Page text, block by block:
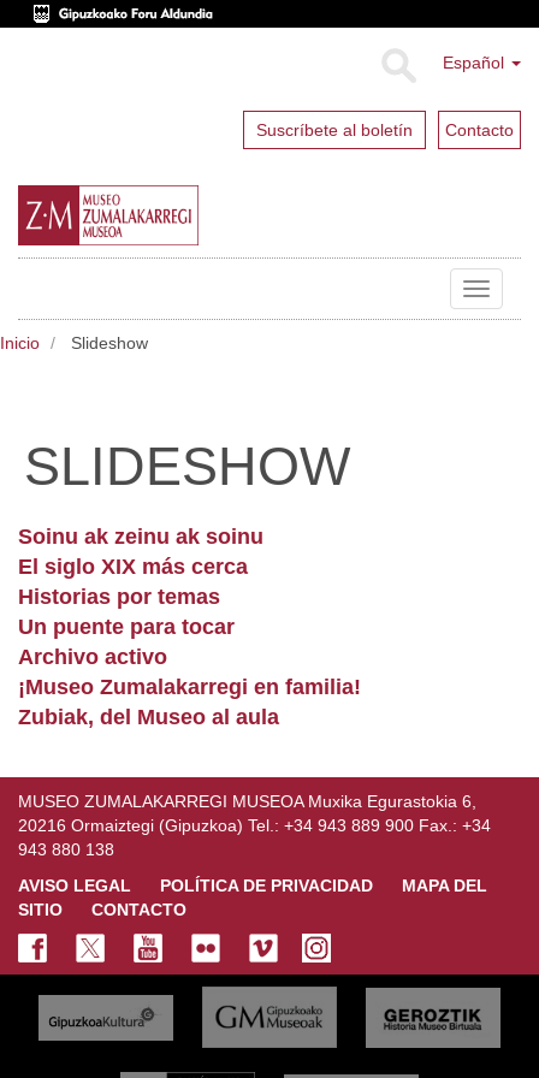
Español
Suscríbete al boletín Contacto
Toggle
Inicio Slideshow
SLIDESHOW
Soinu ak zeinu ak soinu
El siglo XIX más cerca
Historias por temas
Un puente para tocar
Archivo activo
¡Museo Zumalakarregi en familia!
Zubiak, del Museo al aula
MUSEO ZUMALAKARREGI MUSEOA Muxika Egurastokia 6,
20216 Ormaiztegi (Gipuzkoa) Tel.: +34 943 889 900 Fax.: +34
943 880 138
AVISO LEGAL
POLÍTICA DE PRIVACIDAD
MAPA DEL
SITIO
CONTACTO